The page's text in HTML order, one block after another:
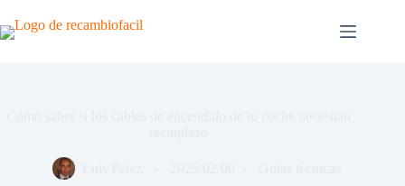
al
contenido